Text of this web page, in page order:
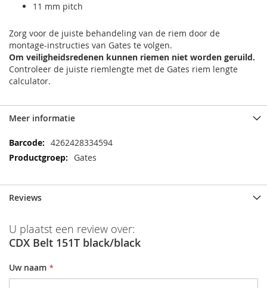
11 mm pitch
Zorg voor de juiste behandeling van de riem door de
montage-instructies van Gates te volgen.
Om veiligheidsredenen kunnen riemen niet worden geruild.
Controleer de juiste riemlengte met de Gates riem lengte
calculator.
Meer informatie
Meer
informatie
4262428334594
Gates
Reviews
U plaatst een review over:
CDX Belt 151T black/black
Uw naam